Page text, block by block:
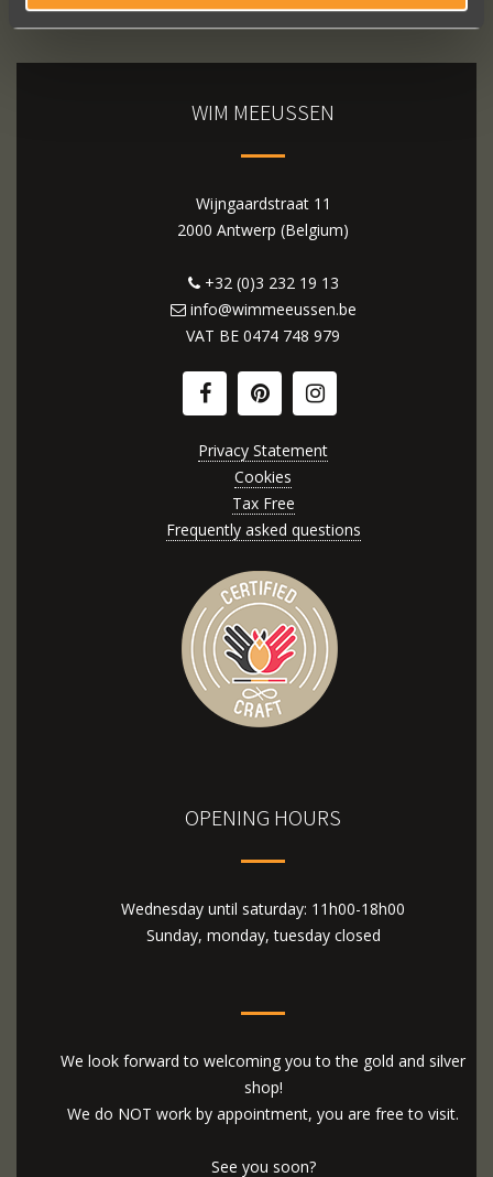
WIM MEEUSSEN
Wijngaardstraat 11
2000 Antwerp (Belgium)
+32 (0)3 232 19 13
info@wimmeeussen.be
VAT BE 0474 748 979
Privacy Statement
Cookies
Tax Free
Frequently asked questions
OPENING HOURS
Wednesday until saturday: 11h00-18h00
Sunday, monday, tuesday closed
We look forward to welcoming you to the gold and silver
shop!
We do NOT work by appointment, you are free to visit.
See you soon?